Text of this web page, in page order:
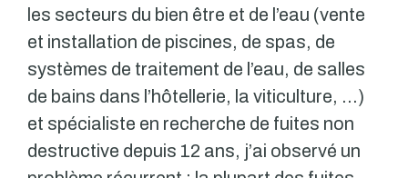
les secteurs du bien être et de l’eau (vente
et installation de piscines, de spas, de
systèmes de traitement de l’eau, de salles
de bains dans l’hôtellerie, la viticulture, …)
et spécialiste en recherche de fuites non
destructive depuis 12 ans, j’ai observé un